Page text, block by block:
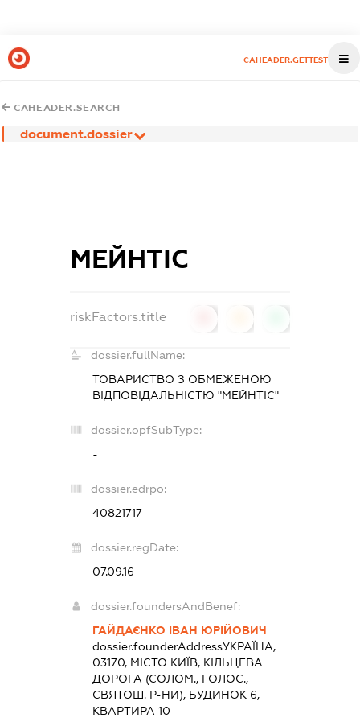
CAHEADER.GETTEST
CAHEADER.SEARCH
document.dossier
МЕЙНТІС
riskFactors.title
dossier.fullName:
ТОВАРИСТВО З ОБМЕЖЕНОЮ
ВІДПОВІДАЛЬНІСТЮ "МЕЙНТІС"
dossier.opfSubType:
-
dossier.edrpo:
40821717
dossier.regDate:
07.09.16
dossier.foundersAndBenef:
ГАЙДАЄНКО ІВАН ЮРІЙОВИЧ
dossier.founderAddressУКРАЇНА,
03170, МІСТО КИЇВ, КІЛЬЦЕВА
ДОРОГА (СОЛОМ., ГОЛОС.,
СВЯТОШ. Р-НИ), БУДИНОК 6,
КВАРТИРА 10